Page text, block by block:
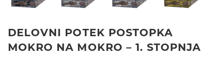
DELOVNI POTEK POSTOPKA
MOKRO NA MOKRO – 1. STOPNJA